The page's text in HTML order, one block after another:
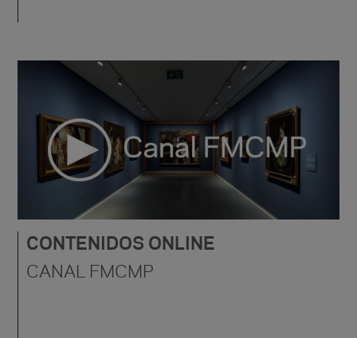
CONTENIDOS ONLINE
CANAL FMCMP